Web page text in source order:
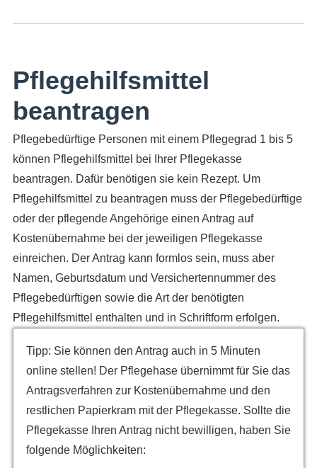
Pflegehilfsmittel
beantragen
Pflegebedürftige Personen mit einem Pflegegrad 1 bis 5
können Pflegehilfsmittel bei Ihrer Pflegekasse
beantragen. Dafür benötigen sie kein Rezept. Um
Pflegehilfsmittel zu beantragen muss der Pflegebedürftige
oder der pflegende Angehörige einen Antrag auf
Kostenübernahme bei der jeweiligen Pflegekasse
einreichen. Der Antrag kann formlos sein, muss aber
Namen, Geburtsdatum und Versichertennummer des
Pflegebedürftigen sowie die Art der benötigten
Pflegehilfsmittel enthalten und in Schriftform erfolgen.
Tipp: Sie können den Antrag auch in 5 Minuten
online stellen! Der Pflegehase übernimmt für Sie das
Antragsverfahren zur Kostenübernahme und den
restlichen Papierkram mit der Pflegekasse. Sollte die
Pflegekasse Ihren Antrag nicht bewilligen, haben Sie
folgende Möglichkeiten: